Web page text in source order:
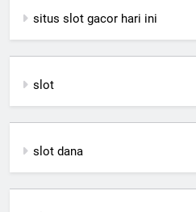
situs slot gacor hari ini
slot
slot dana